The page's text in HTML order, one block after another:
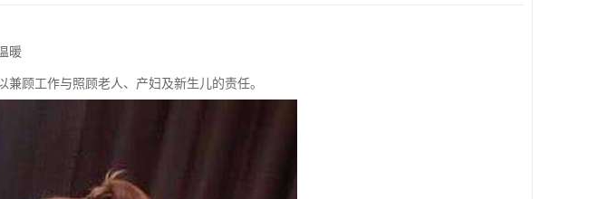
暖
顾工作与照顾老人、产妇及新生儿的责任。